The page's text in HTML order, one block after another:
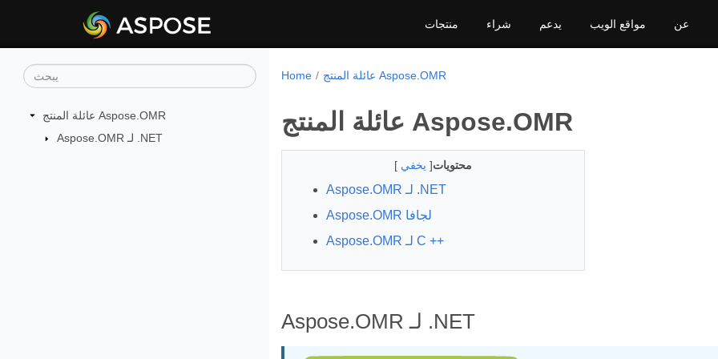
منتجات شراء يدعم مواقع الويب عن
عائلة المنتج Aspose.OMR
Aspose.OMR لـ .NET
Home عائلة المنتج Aspose.OMR
عائلة المنتج Aspose.OMR
محتويات[ يخفي ]
Aspose.OMR لـ .NET
Aspose.OMR لجافا
Aspose.OMR لـ C ++
Aspose.OMR لـ .NET